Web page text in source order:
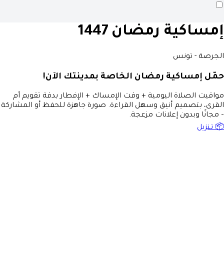
إمساكية رمضان 1447
الجرصة - تونس
حمّل إمساكية رمضان الخاصة بمدينتك الآن!
مواقيت الصلاة اليومية + وقت الإمساك + الإفطار بدقة تقويم أم
القرى، بتصميم أنيق وسهل القراءة. صورة جاهزة للحفظ أو المشاركة
– مجانًا وبدون إعلانات مزعجة.
📦 تنزيل